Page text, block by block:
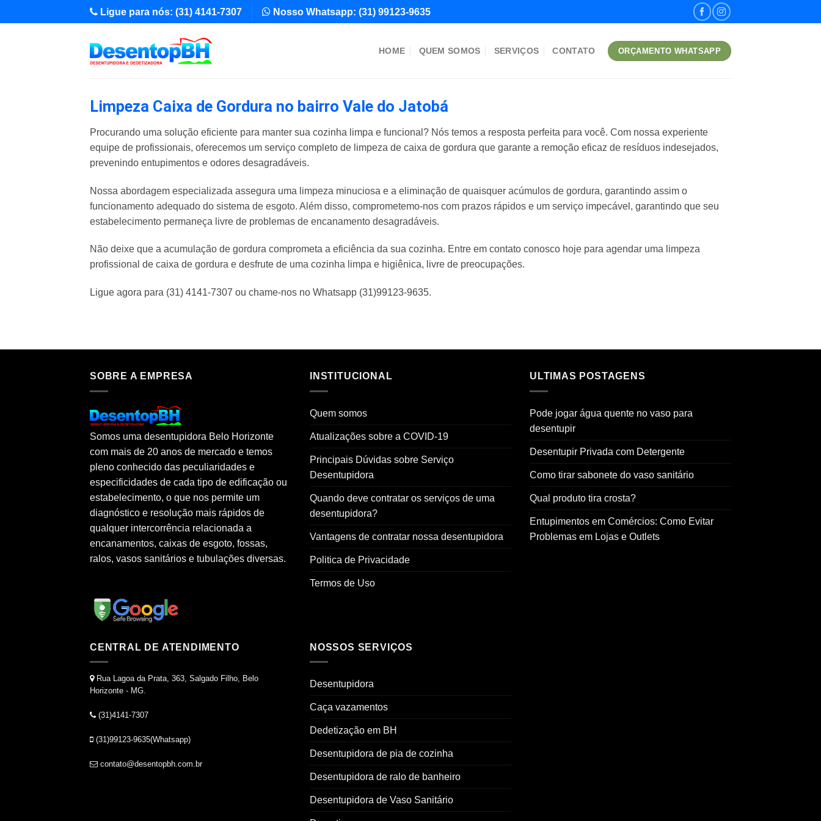
to
Ligue para nós: (31) 4141-7307 Nosso Whatsapp: (31) 99123-9635
HOME QUEM SOMOS SERVIÇOS CONTATO ORÇAMENTO WHATSAPP
Limpeza Caixa de Gordura no bairro Vale do Jatobá
Procurando uma solução eficiente para manter sua cozinha limpa e funcional? Nós temos a resposta perfeita para você. Com nossa experiente
equipe de profissionais, oferecemos um serviço completo de limpeza de caixa de gordura que garante a remoção eficaz de resíduos indesejados,
prevenindo entupimentos e odores desagradáveis.
Nossa abordagem especializada assegura uma limpeza minuciosa e a eliminação de quaisquer acúmulos de gordura, garantindo assim o
funcionamento adequado do sistema de esgoto. Além disso, comprometemo-nos com prazos rápidos e um serviço impecável, garantindo que seu
estabelecimento permaneça livre de problemas de encanamento desagradáveis.
Não deixe que a acumulação de gordura comprometa a eficiência da sua cozinha. Entre em contato conosco hoje para agendar uma limpeza
profissional de caixa de gordura e desfrute de uma cozinha limpa e higiênica, livre de preocupações.
Ligue agora para (31) 4141-7307 ou chame-nos no Whatsapp (31)99123-9635.
SOBRE A EMPRESA
Somos uma desentupidora Belo Horizonte
com mais de 20 anos de mercado e temos
pleno conhecido das peculiaridades e
especificidades de cada tipo de edificação ou
estabelecimento, o que nos permite um
diagnóstico e resolução mais rápidos de
qualquer intercorrência relacionada a
encanamentos, caixas de esgoto, fossas,
ralos, vasos sanitários e tubulações diversas.
INSTITUCIONAL
Quem somos
Atualizações sobre a COVID-19
Principais Dúvidas sobre Serviço
Desentupidora
Quando deve contratar os serviços de uma
desentupidora?
Vantagens de contratar nossa desentupidora
Politica de Privacidade
Termos de Uso
ULTIMAS POSTAGENS
Pode jogar água quente no vaso para
desentupir
Desentupir Privada com Detergente
Como tirar sabonete do vaso sanitário
Qual produto tira crosta?
Entupimentos em Comércios: Como Evitar
Problemas em Lojas e Outlets
CENTRAL DE ATENDIMENTO
Rua Lagoa da Prata, 363, Salgado Filho, Belo
Horizonte - MG.
(31)4141-7307
(31)99123-9635(Whatsapp)
contato@desentopbh.com.br
NOSSOS SERVIÇOS
Desentupidora
Caça vazamentos
Dedetização em BH
Desentupidora de pia de cozinha
Desentupidora de ralo de banheiro
Desentupidora de Vaso Sanitário